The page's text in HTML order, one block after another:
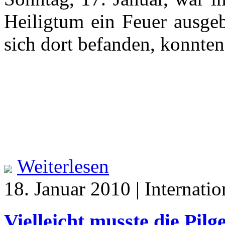
Heiligtum ein Feuer
sich dort befanden,
Weiterlesen
18. Januar 2010 |